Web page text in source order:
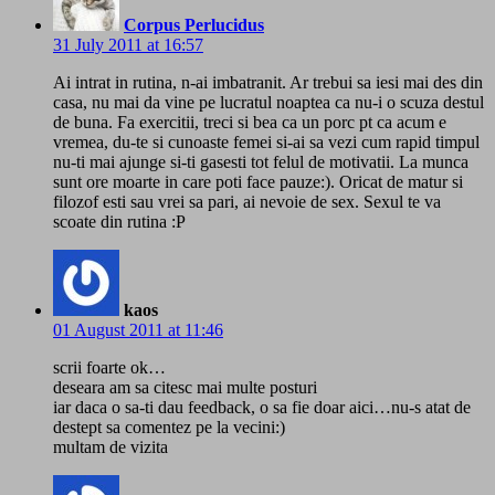
Corpus Perlucidus
31 July 2011 at 16:57
Ai intrat in rutina, n-ai imbatranit. Ar trebui sa iesi mai des din
casa, nu mai da vine pe lucratul noaptea ca nu-i o scuza destul
de buna. Fa exercitii, treci si bea ca un porc pt ca acum e
vremea, du-te si cunoaste femei si-ai sa vezi cum rapid timpul
nu-ti mai ajunge si-ti gasesti tot felul de motivatii. La munca
sunt ore moarte in care poti face pauze:). Oricat de matur si
filozof esti sau vrei sa pari, ai nevoie de sex. Sexul te va
scoate din rutina :P
kaos
01 August 2011 at 11:46
scrii foarte ok…
deseara am sa citesc mai multe posturi
iar daca o sa-ti dau feedback, o sa fie doar aici…nu-s atat de
destept sa comentez pe la vecini:)
multam de vizita